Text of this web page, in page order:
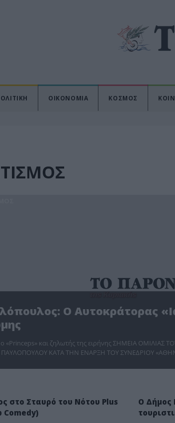
ΟΙΚΟΝΟΜΙΑ ΚΟΣΜΟΣ
Ο Αυτοκράτορας
«Princeps» και ζηλωτής της ειρήνης ΣΗΜΕΙΑ
ΚΑΤΑ ΤΗΝ ΕΝΑΡΞΗ ΤΟΥ ΣΥΝΕΔΡΙΟΥ
στο Σταυρό του Νότου Plus
Comedy)
O Δήμος